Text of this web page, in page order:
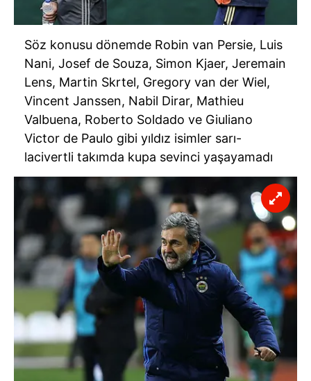
Söz konusu dönemde Robin van Persie, Luis
Nani, Josef de Souza, Simon Kjaer, Jeremain
Lens, Martin Skrtel, Gregory van der Wiel,
Vincent Janssen, Nabil Dirar, Mathieu
Valbuena, Roberto Soldado ve Giuliano
Victor de Paulo gibi yıldız isimler sarı-
lacivertli takımda kupa sevinci yaşayamadı